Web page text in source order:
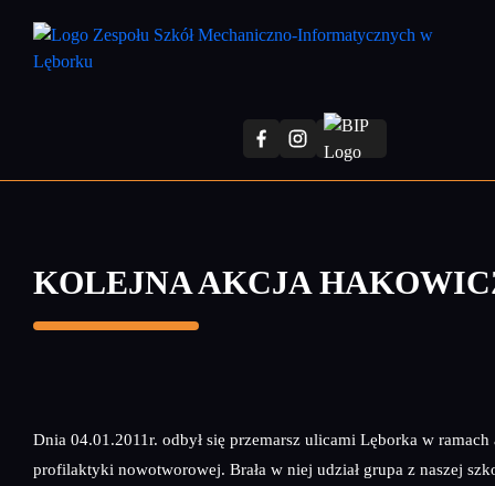
treści
KOLEJNA AKCJA
Dnia 04.01.2011r. odbył się przemarsz ulicami Lęborka w
profilaktyki nowotworowej. Brała w niej udział grupa z naszej